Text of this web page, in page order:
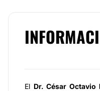
ElDr. César Octavio